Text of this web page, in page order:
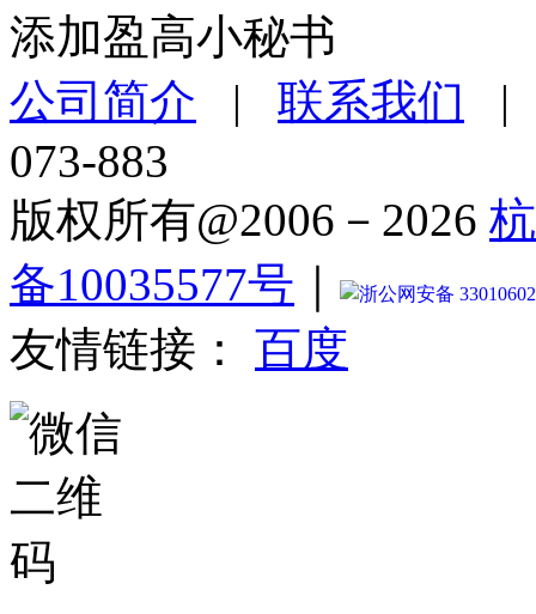
添加盈高小秘书
公司简介 | 联系我们
073-883
版权所有@2006－2026
备10035577号
浙公网安备
友情链接： 百度